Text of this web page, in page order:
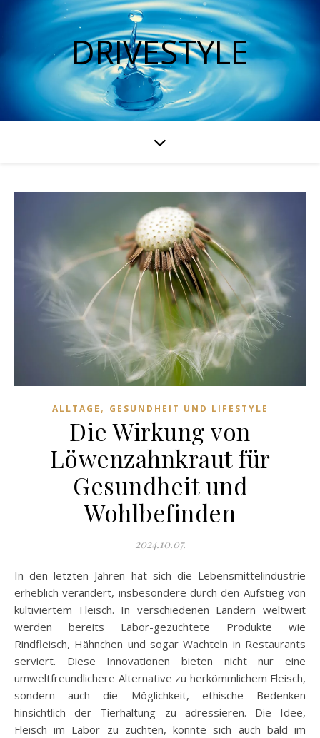
DRIVESTYLE
ALLTAGE , GESUNDHEIT UND LIFESTYLE
Die Wirkung von
Löwenzahnkraut für
Gesundheit und
Wohlbefinden
2024.10.07.
In den letzten Jahren hat sich die Lebensmittelindustrie
erheblich verändert, insbesondere durch den Aufstieg von
kultiviertem Fleisch. In verschiedenen Ländern weltweit
werden bereits Labor-gezüchtete Produkte wie
Rindfleisch, Hähnchen und sogar Wachteln in Restaurants
serviert. Diese Innovationen bieten nicht nur eine
umweltfreundlichere Alternative zu herkömmlichem Fleisch,
sondern auch die Möglichkeit, ethische Bedenken
hinsichtlich der Tierhaltung zu adressieren. Die Idee,
Fleisch im Labor zu züchten, könnte sich auch bald im